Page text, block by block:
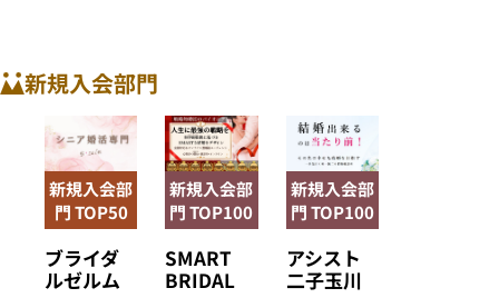
新規入会部門
新規入会部
門 TOP50
ブライダ
ルゼルム
新規入会部
門 TOP100
SMART
BRIDAL
新規入会部
門 TOP100
アシスト
二子玉川